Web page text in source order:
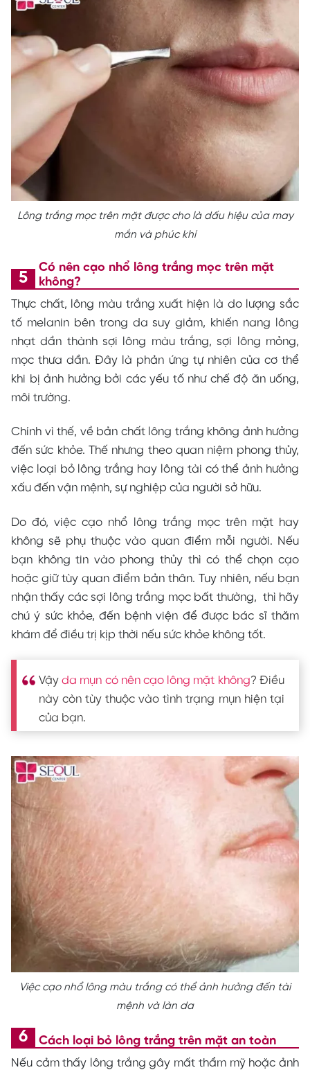
Lông trắng mọc trên mặt được cho là dấu hiệu của may
mắn và phúc khí
Có nên cạo nhổ lông trắng mọc trên mặt
không?
Thực chất, lông màu trắng xuất hiện là do lượng sắc
tố melanin bên trong da suy giảm, khiến nang lông
nhạt dần thành sợi lông màu trắng, sợi lông mỏng,
mọc thưa dần. Đây là phản ứng tự nhiên của cơ thể
khi bị ảnh hưởng bởi các yếu tố như chế độ ăn uống,
môi trường.
Chính vì thế, về bản chất lông trắng không ảnh hưởng
đến sức khỏe. Thế nhưng theo quan niệm phong thủy,
việc loại bỏ lông trắng hay lông tài có thể ảnh hưởng
xấu đến vận mệnh, sự nghiệp của người sở hữu.
Do đó, việc cạo nhổ lông trắng mọc trên mặt hay
không sẽ phụ thuộc vào quan điểm mỗi người. Nếu
bạn không tin vào phong thủy thì có thể chọn cạo
hoặc giữ tùy quan điểm bản thân. Tuy nhiên, nếu bạn
nhận thấy các sợi lông trắng mọc bất thường, thì hãy
chú ý sức khỏe, đến bệnh viện để được bác sĩ thăm
khám để điều trị kịp thời nếu sức khỏe không tốt.
Vậyda mụn có nên cạo lông mặt không? Điều
này còn tùy thuộc vào tình trạng mụn hiện tại
của bạn.
Việc cạo nhổ lông màu trắng có thể ảnh hưởng đến tài
mệnh và làn da
Cách loại bỏ lông trắng trên mặt an toàn
Nếu cảm thấy lông trắng gây mất thẩm mỹ hoặc ảnh